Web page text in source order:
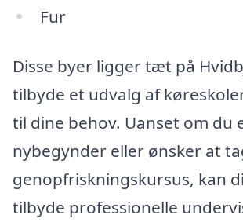
Fur
Disse byer ligger tæt på
tilbyde et udvalg af
til dine behov. Uanset om du
nybegynder eller ønsker at
genopfriskningskursus, kan
tilbyde professionelle